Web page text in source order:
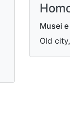
Musei
Old